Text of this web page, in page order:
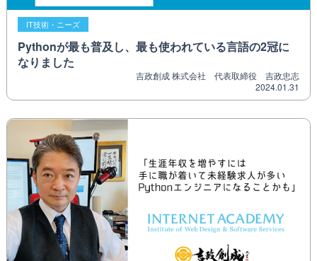
IT技術・ニーズ
Pythonが最も普及し、最も使われている言語の2冠に
なりました
吉政創成 株式会社 代表取締役 吉政忠志
2024.01.31